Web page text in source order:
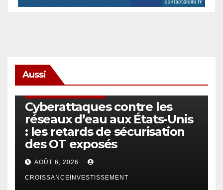
Aussi
Cyberattaques contre les
réseaux d’eau aux États-Unis
: les retards de sécurisation
des OT exposés
AOÛT 6, 2026
CROISSANCEINVESTISSEMENT